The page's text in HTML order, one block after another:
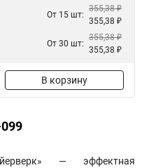
От 15 шт:
355,38 ₽
355,38 ₽
От 30 шт:
355,38 ₽
355,38 ₽
В корзину
— эффектная